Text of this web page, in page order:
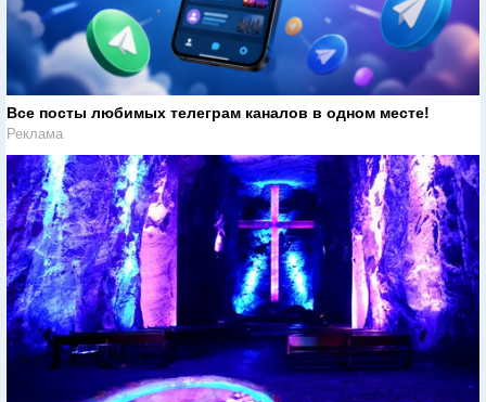
Все посты любимых телеграм каналов в одном месте!
Реклама